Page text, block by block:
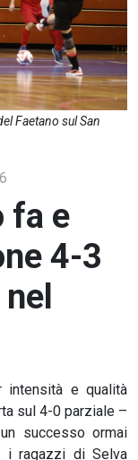
Faetano sul San
fa e
4-3
intensità e qualità
sul 4-0 parziale –
successo ormai
i ragazzi di Selva